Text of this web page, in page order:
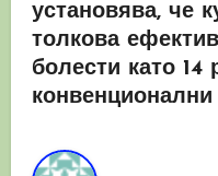
установява, че
толкова
болести като 14
конвенционални